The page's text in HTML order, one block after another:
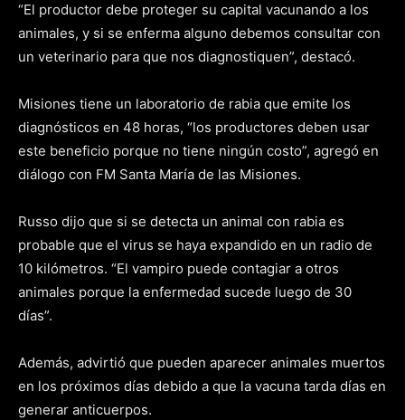
“El productor debe proteger su capital vacunando a los
animales, y si se enferma alguno debemos consultar con
un veterinario para que nos diagnostiquen”, destacó.
Misiones tiene un laboratorio de rabia que emite los
diagnósticos en 48 horas, “los productores deben usar
este beneficio porque no tiene ningún costo”, agregó en
diálogo con FM Santa María de las Misiones.
Russo dijo que si se detecta un animal con rabia es
probable que el virus se haya expandido en un radio de
10 kilómetros. “El vampiro puede contagiar a otros
animales porque la enfermedad sucede luego de 30
días”.
Además, advirtió que pueden aparecer animales muertos
en los próximos días debido a que la vacuna tarda días en
generar anticuerpos.